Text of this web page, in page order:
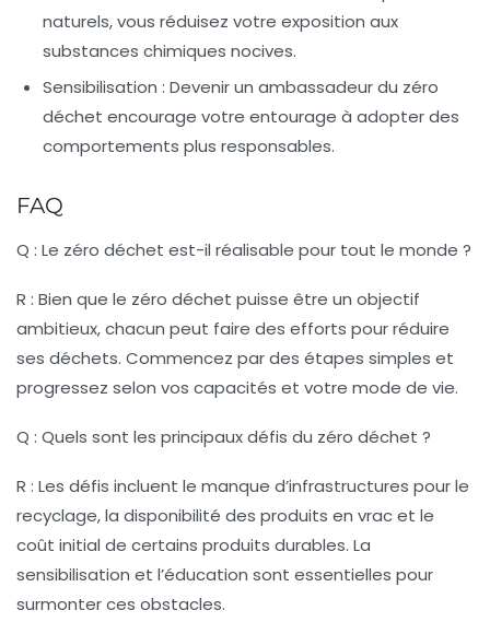
naturels, vous réduisez votre exposition aux
substances chimiques nocives.
Sensibilisation : Devenir un ambassadeur du zéro
déchet encourage votre entourage à adopter des
comportements plus responsables.
FAQ
Q : Le zéro déchet est-il réalisable pour tout le monde ?
R : Bien que le zéro déchet puisse être un objectif
ambitieux, chacun peut faire des efforts pour réduire
ses déchets. Commencez par des étapes simples et
progressez selon vos capacités et votre mode de vie.
Q : Quels sont les principaux défis du zéro déchet ?
R : Les défis incluent le manque d’infrastructures pour le
recyclage, la disponibilité des produits en vrac et le
coût initial de certains produits durables. La
sensibilisation et l’éducation sont essentielles pour
surmonter ces obstacles.